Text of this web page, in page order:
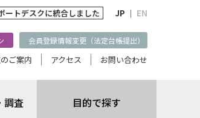
ートデスクに統合しました JP ｜ EN
会員登録情報変更（法定台帳提出）
ご案内 アクセス お問い合わせ
調査 目的で探す